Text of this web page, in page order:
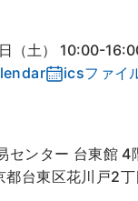
（土） 10:00-
icsファイ
センター 台東館 4
都台東区花川戸2